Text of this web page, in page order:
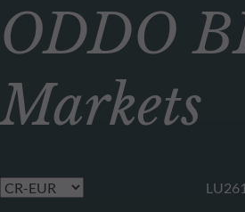
ODDO
Markets